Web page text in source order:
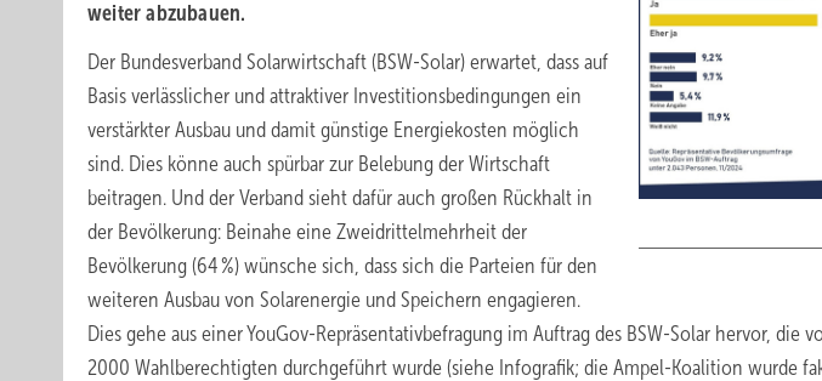
weiter abzubauen.
Der Bundesverband Solarwirtschaft (BSW-Solar) erwartet, dass auf
Basis verlässlicher und attraktiver Investitionsbedingungen ein
verstärkter Ausbau und damit günstige Energiekosten möglich
sind. Dies könne auch spürbar zur Belebung der Wirtschaft
beitragen. Und der Verband sieht dafür auch großen Rückhalt in
der Bevölkerung: Beinahe eine Zweidrittelmehrheit der
Bevölkerung (64 %) wünsche sich, dass sich die Parteien für den
weiteren Ausbau von Solarenergie und Speichern engagieren.
Dies gehe aus einer YouGov-Repräsentativbefragung im Auftrag des BSW-Solar hervor, die
2000 Wahlberechtigten durchgeführt wurde (siehe Infografik; die Ampel-Koalition wurde